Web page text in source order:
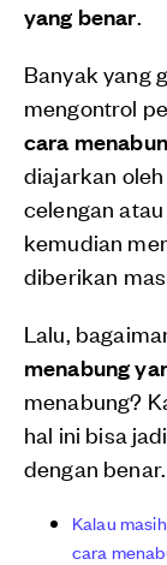
yang benar.
Banyak yang
mengontrol
cara
diajarkan
celengan
kemudian
diberikan
Lalu,
menabung
menabung?
hal ini bisa
dengan benar.
Kalau
cara